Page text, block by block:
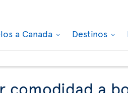
a Canada Destinos
comodidad a